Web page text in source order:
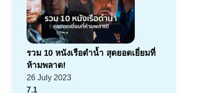
รวม 10 หนังเรือดำน้ำ สุดยอดเยี่ยมที่
ห้ามพลาด!
26 July 2023
7.1